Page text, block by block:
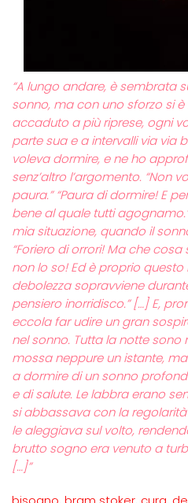
“A lungo andare, è sembrata
sonno, ma con uno sforzo si è
accaduto a più riprese, ogni
parte sua e a intervalli via via
voleva dormire, e ne ho
senz’altro l’argomento. “Non
paura.” “Paura di dormire! E
bene al quale tutti
mia situazione, quando il
“Foriero di orrori! Ma che cosa
non lo so! Ed è proprio
debolezza sopravviene
pensiero inorridisco.” […] E,
eccola far udire un gran
nel sonno. Tutta la notte sono
mossa neppure un istante,
a dormire di un sonno
e di salute. Le labbra erano
si abbassava con la
le aleggiava sul volto,
brutto sogno era venuto a
[…]”